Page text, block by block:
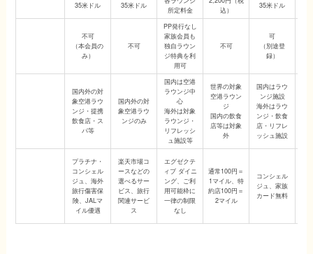
35米ドル 35米ドル
所定料金
込）
35米ドル
不可
（本会員の
み）
不可
PP発行なし
家族会員も
独自ラウン
ジ特典を利
用可
不可
可
（別途登
録）
国内外の対
象空港ラウ
ンジ・提携
飲食店・ス
パ等
国内外の対
象空港ラウ
ンジのみ
国内は空港
ラウンジ中
心
海外は対象
ラウンジ・
リフレッシ
ュ施設等
世界の対象
空港ラウン
ジ
国内の飲食
店等は対象
外
国内はラウ
ンジ施設
海外はラウ
ンジ・飲食
店・リフレ
ッシュ施設
プラチナ・
コンシェル
ジュ、海外
旅行傷害保
険、JALマ
イル優遇
楽天市場コ
ースなどの
選べるサー
ビス、旅行
関連サービ
ス
エグゼクテ
ィブ ダイニ
ング、ご利
用可能枠に
一律の制限
なし
通常100円＝
1マイル、特
約店100円＝
2マイル
コンシェル
ジュ、家族
カード無料